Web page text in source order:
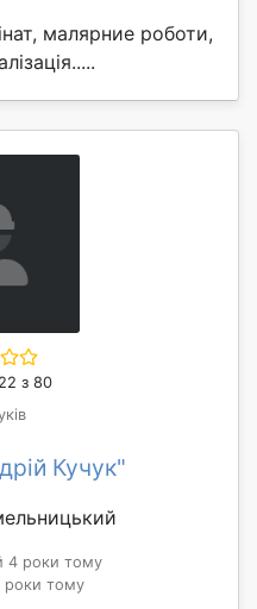
малярние роботи,
з 80
Кучук"
4 роки тому
роки тому